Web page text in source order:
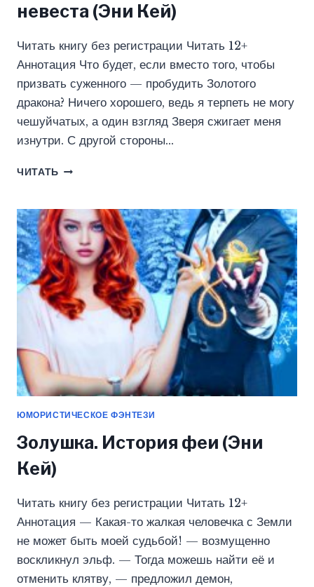
невеста (Эни Кей)
Читать книгу без регистрации Читать 12+
Аннотация Что будет, если вместо того, чтобы
призвать суженного — пробудить Золотого
дракона? Ничего хорошего, ведь я терпеть не могу
чешуйчатых, а один взгляд Зверя сжигает меня
изнутри. С другой стороны…
ЧИТАТЬ АКАДЕМИЯ
НЕВЕСТА
(ЭНИ
КЕЙ)
ЮМОРИСТИЧЕСКОЕ ФЭНТЕЗИ
Золушка. История феи (Эни
Кей)
Читать книгу без регистрации Читать 12+
Аннотация — Какая-то жалкая человечка с Земли
не может быть моей судьбой! — возмущенно
воскликнул эльф. — Тогда можешь найти её и
отменить клятву, — предложил демон,